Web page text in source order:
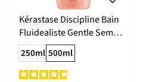
Kérastase Discipline Bain
Fluidealiste Gentle Sem
Sulfatos 500ml
250ml 500ml